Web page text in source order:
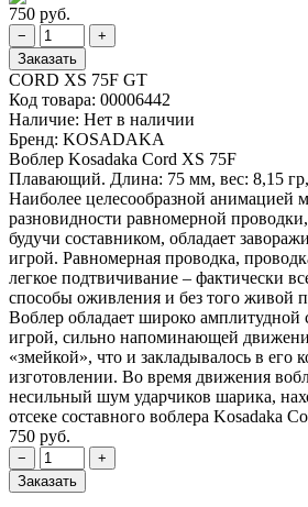
750 руб.
CORD XS 75F GT
Код товара: 00006442
Наличие: Нет в наличии
Бренд: KOSADAKA
Воблер Kosadaka Cord XS 75F
Плавающий. Длина: 75 мм, вес: 8,15 гр,
Наиболее целесообразной анимацией
разновидности равномерной
будучи составником, обладает
игрой. Равномерная проводка,
легкое подтвичивание – фактически
способы оживления и без того живой
Воблер обладает широко амплитудной
игрой, сильно напоминающей
«змейкой», что и закладывалось в его
изготовлении. Во время движения
несильный шум ударчиков шарика,
отсеке составного воблера Kosadaka
750 руб.